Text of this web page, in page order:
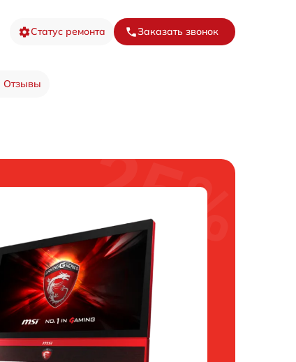
Статус ремонта Заказать звонок
Отзывы